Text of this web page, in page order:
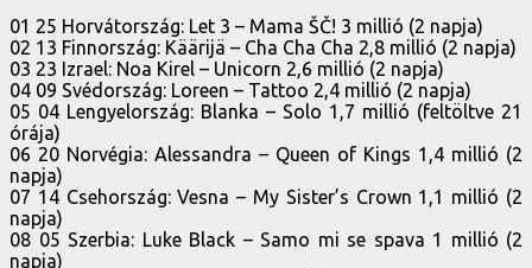
01 25 Horvátország: Let 3 – Mama ŠČ! 3 millió (2 napja)
02 13 Finnország: Käärijä – Cha Cha Cha 2,8 millió (2 napja)
03 23 Izrael: Noa Kirel – Unicorn 2,6 millió (2 napja)
04 09 Svédország: Loreen – Tattoo 2,4 millió (2 napja)
05 04 Lengyelország: Blanka – Solo 1,7 millió (feltöltve 21
órája)
06 20 Norvégia: Alessandra – Queen of Kings 1,4 millió (2
napja)
07 14 Csehország: Vesna – My Sister’s Crown 1,1 millió (2
napja)
08 05 Szerbia: Luke Black – Samo mi se spava 1 millió (2
napja)